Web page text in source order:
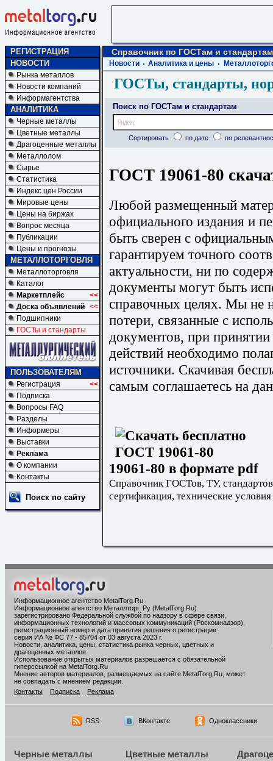
РЕГИСТРАЦИЯ
НОВОСТИ
Рынка металлов
Новости компаний
Информагентства
АНАЛИТИКА
Черные металлы
Цветные металлы
Драгоценные металлы
Металлолом
Сырье
Статистика
Индекс цен России
Мировые цены
Цены на биржах
Вопрос месяца
Публикации
Цены и прогнозы
МЕТАЛЛОТОРГОВЛЯ
Металлоторговля
Каталог
Маркетплейс
<<
Доска объявлений <<
Подшипники
ГОСТы и стандарты
ПОЛЬЗОВАТЕЛЯМ
Регистрация
<<
Подписка
Вопросы FAQ
Разделы
Информеры
Выставки
Реклама
О компании
Контакты
Поиск по сайту
Справочник по ГОСТам и стандартам
Новости Аналитика и цены
ГОСТы, стандарты,
Поиск по ГОСТам и стандартам
Сортировать по дате по
ГОСТ 19061-80
Любой размещенный
официального издания и
быть сверен с
гарантируем точного
актуальности, ни по
документы могут быть
справочных целях. Мы не
потери, связанные с
документов, при
действий необходимо
источники. Скачивая
самым соглашаетесь на
19061-80 в формате pdf
Справочник ГОСТов, ТУ,
сертификация, технические условия
Информационное агентство MetalTorg.Ru
Информационное агентство Металлторг. Ру (MetalTorg.Ru)
зарегистрировано Федеральной службой по надзору в сфере связи,
информационных технологий и массовых коммуникаций (Роскомнадзор),
регистрационный номер и дата принятия решения о регистрации:
серия ИА № ФС 77 - 85704 от 03 августа 2023 г.
Новости, аналитика, цены, статистика рынка черных, цветных и
драгоценных металлов.
Использование открытых материалов разрешается с обязательной
гиперссылкой на MetalTorg.Ru
Мнение авторов материалов, размещаемых на сайте MetalTorg.Ru, может
не совпадать с мнением редакции.
Контакты
Подписка Реклама
RSS ВКонтакте Одноклассники
Черные металлы Цветные металлы